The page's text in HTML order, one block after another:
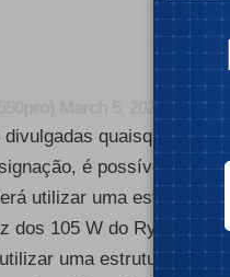
March 5, 2022
divulgadas quaisquer
é possível
utilizar uma estrutura
dos 105 W do Ryzen 7
uma estrutura de